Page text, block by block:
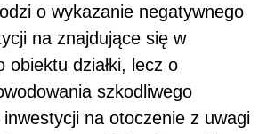
o wykazanie negatywnego
na znajdujące się w
obiektu działki, lecz o
szkodliwego
inwestycji na otoczenie z uwagi